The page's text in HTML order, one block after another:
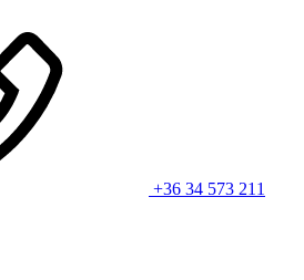
+36 34 573 211